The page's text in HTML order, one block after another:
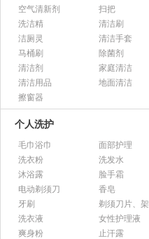
空气清新剂
扫把
洗洁精
清洁刷
洁厕灵
清洁手套
马桶刷
除菌剂
清洁剂
家庭清洁
清洁用品
地面清洁
擦窗器
个人洗护
毛巾浴巾
面部护理
洗衣粉
洗发水
沐浴露
脸手霜
电动剃须刀
香皂
牙刷
剃须刀片、架
洗衣液
女性护理液
爽身粉
止汗露